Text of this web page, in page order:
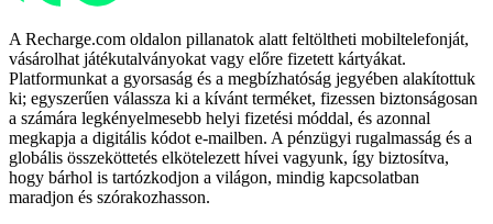
A Recharge.com oldalon pillanatok alatt feltöltheti mobiltelefonját,
vásárolhat játékutalványokat vagy előre fizetett kártyákat.
Platformunkat a gyorsaság és a megbízhatóság jegyében alakítottuk
ki; egyszerűen válassza ki a kívánt terméket, fizessen biztonságosan
a számára legkényelmesebb helyi fizetési móddal, és azonnal
megkapja a digitális kódot e-mailben. A pénzügyi rugalmasság és a
globális összeköttetés elkötelezett hívei vagyunk, így biztosítva,
hogy bárhol is tartózkodjon a világon, mindig kapcsolatban
maradjon és szórakozhasson.